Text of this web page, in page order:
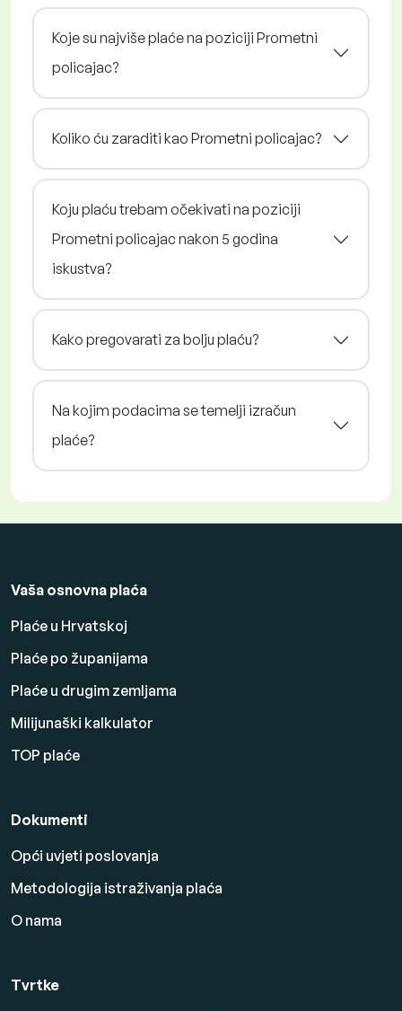
Koje su najviše plaće na poziciji Prometni
policajac?
Koliko ću zaraditi kao Prometni policajac?
Koju plaću trebam očekivati na poziciji
Prometni policajac nakon 5 godina
iskustva?
Kako pregovarati za bolju plaću?
Na kojim podacima se temelji izračun
plaće?
Vaša osnovna plaća
Plaće u Hrvatskoj
Plaće po županijama
Plaće u drugim zemljama
Milijunaški kalkulator
TOP plaće
Dokumenti
Opći uvjeti poslovanja
Metodologija istraživanja plaća
O nama
Tvrtke